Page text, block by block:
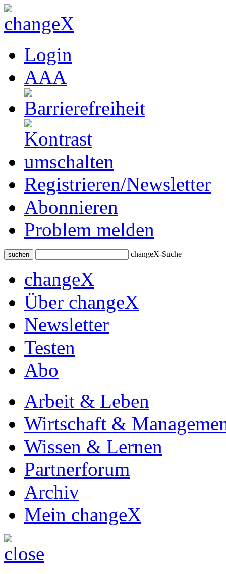
Login
AAA
Registrieren/Newsletter
Abonnieren
Problem melden
suchen changeX-Suche
changeX
Über changeX
Newsletter
Testen
Abo
Arbeit & Leben
Wirtschaft &
Wissen & Lernen
Partnerforum
Archiv
Mein changeX